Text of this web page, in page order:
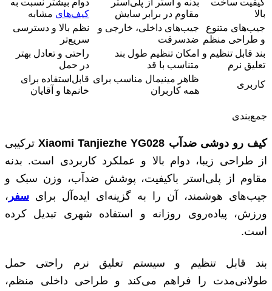
کیفیت ساخت
بالا
بدنه و آستر از پلی‌استر
مقاوم در برابر سایش
دوام بیشتر نسبت به
کیف‌های مشابه
جیب‌های متنوع
و طراحی منظم
جیب‌های داخلی، خارجی و
ضدسرقت
نظم بالا و دسترسی
سریع‌تر
بند قابل تنظیم و
تعلیق نرم
امکان تنظیم طول بند
متناسب با قد
راحتی و تعادل بهتر
در حمل
کاربری
ظاهر مینیمال مناسب برای
همه کاربران
قابل‌استفاده برای
خانم‌ها و آقایان
جمع‌بندی
کیف رو دوشی ضدآب
ترکیبی
از طراحی زیبا، دوام بالا و عملکرد کاربردی است. بدنه
مقاوم از پلی‌استر باکیفیت، پوشش ضدآب، وزن سبک و
جیب‌های هوشمند، آن را به گزینه‌ای ایده‌آل برای سفر ،
ورزش، پیاده‌روی روزانه و استفاده شهری تبدیل کرده
است.
بند قابل تنظیم و سیستم تعلیق نرم راحتی حمل
طولانی‌مدت را فراهم می‌کند و طراحی داخلی منظم،